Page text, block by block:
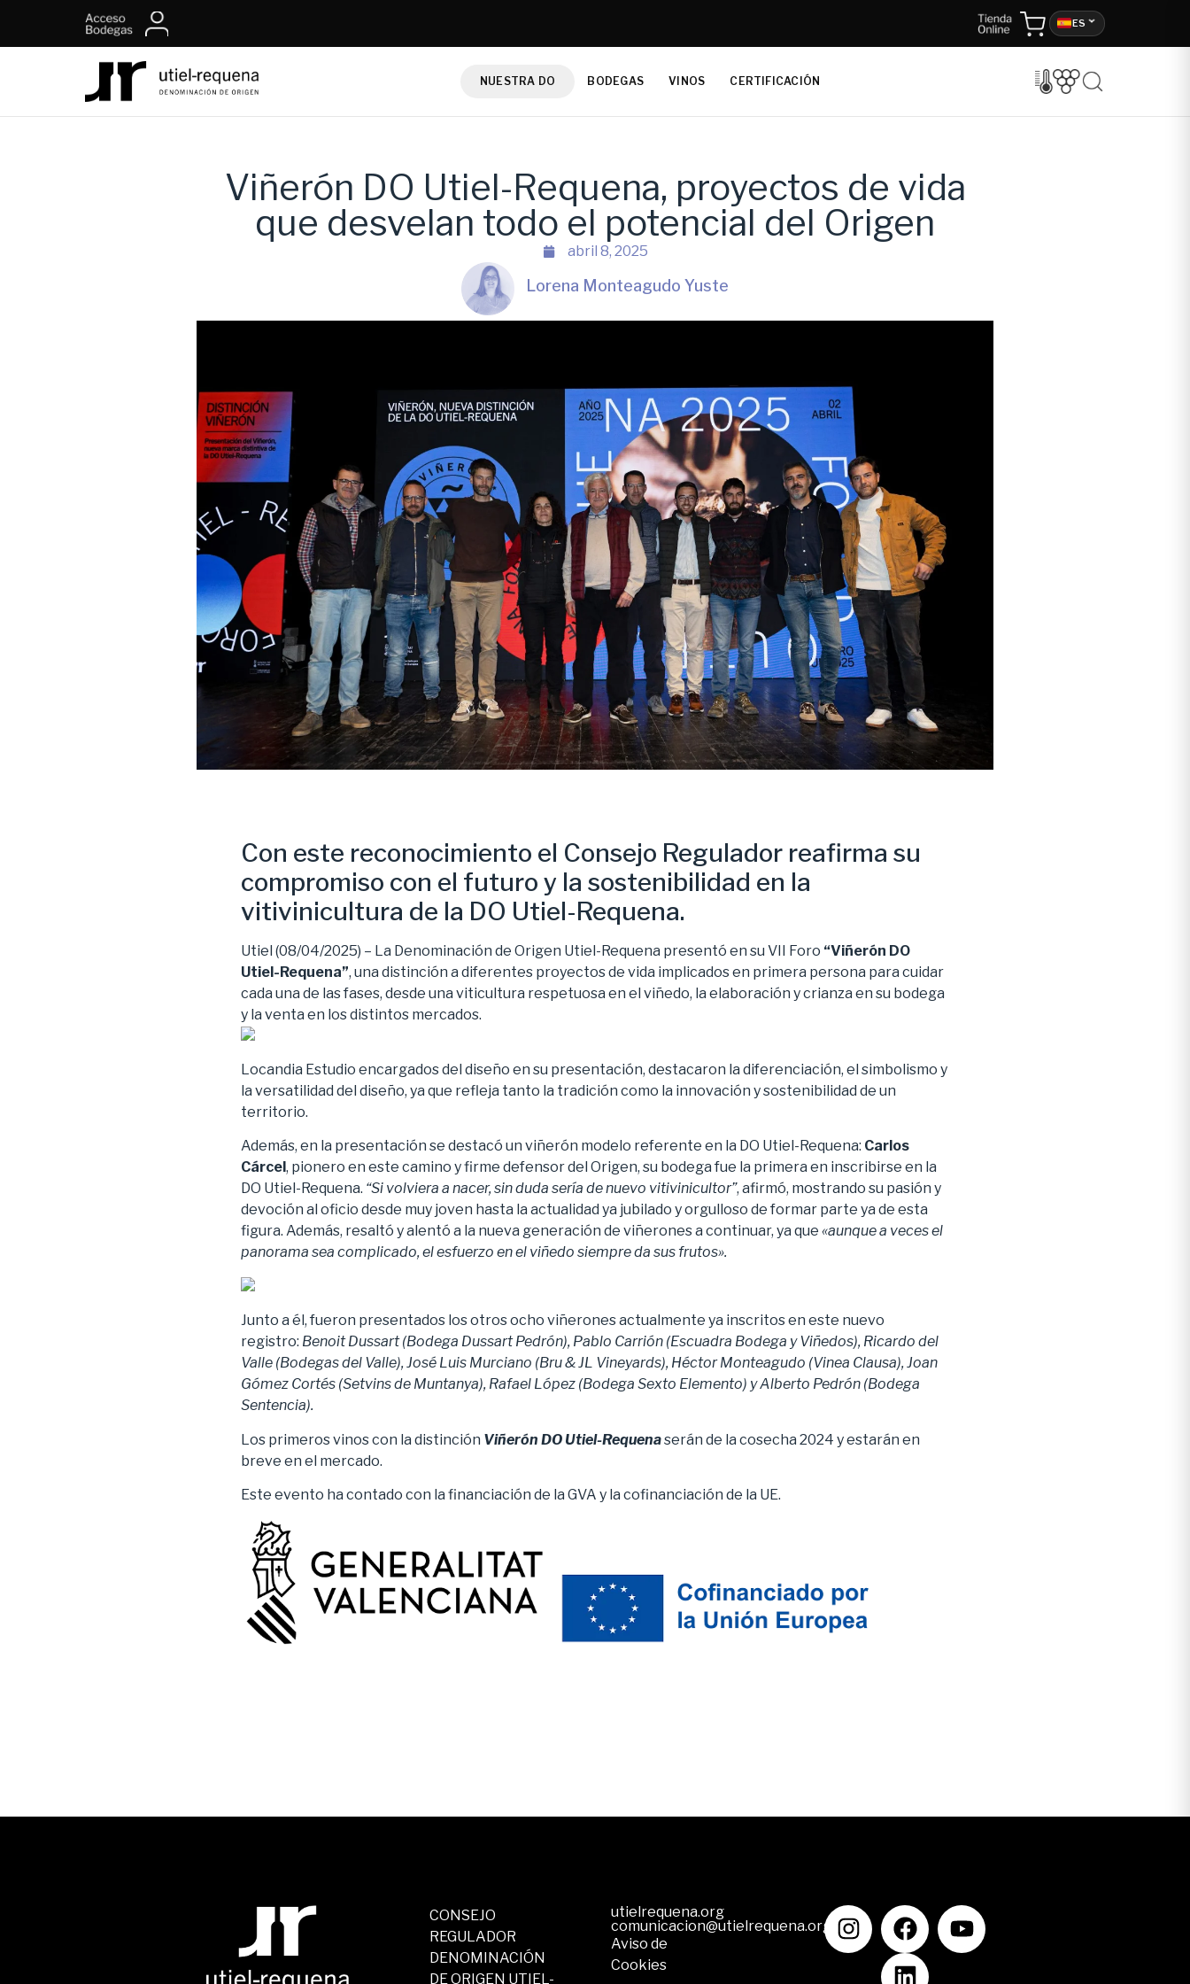
ES
NUESTRA DO BODEGAS VINOS CERTIFICACIÓN
Viñerón DO Utiel-Requena, proyectos de vida
que desvelan todo el potencial del Origen
abril 8, 2025
Lorena Monteagudo Yuste
Con este reconocimiento el Consejo Regulador reafirma su
compromiso con el futuro y la sostenibilidad en la
vitivinicultura de la DO Utiel-Requena.
Utiel (08/04/2025) – La Denominación de Origen Utiel-Requena presentó en su VII Foro “Viñerón DO
Utiel-Requena”, una distinción a diferentes proyectos de vida implicados en primera persona para cuidar
cada una de las fases, desde una viticultura respetuosa en el viñedo, la elaboración y crianza en su bodega
y la venta en los distintos mercados.
Locandia Estudio encargados del diseño en su presentación, destacaron la diferenciación, el simbolismo y
la versatilidad del diseño, ya que refleja tanto la tradición como la innovación y sostenibilidad de un
territorio.
Además, en la presentación se destacó un viñerón modelo referente en la DO Utiel-Requena: Carlos
Cárcel , pionero en este camino y firme defensor del Origen, su bodega fue la primera en inscribirse en la
DO Utiel-Requena. “Si volviera a nacer, sin duda sería de nuevo vitivinicultor”, afirmó, mostrando su pasión y
devoción al oficio desde muy joven hasta la actualidad ya jubilado y orgulloso de formar parte ya de esta
figura. Además, resaltó y alentó a la nueva generación de viñerones a continuar, ya que «aunque a veces el
panorama sea complicado, el esfuerzo en el viñedo siempre da sus frutos».
Junto a él, fueron presentados los otros ocho viñerones actualmente ya inscritos en este nuevo
registro: Benoit Dussart (Bodega Dussart Pedrón), Pablo Carrión (Escuadra Bodega y Viñedos), Ricardo del
Valle (Bodegas del Valle), José Luis Murciano (Bru & JL Vineyards), Héctor Monteagudo (Vinea Clausa), Joan
Gómez Cortés (Setvins de Muntanya), Rafael López (Bodega Sexto Elemento) y Alberto Pedrón (Bodega
Sentencia).
Los primeros vinos con la distinción Viñerón DO Utiel-Requenaserán de la cosecha 2024 y estarán en
breve en el mercado.
Este evento ha contado con la financiación de la GVA y la cofinanciación de la UE.
CONSEJO
REGULADOR
DENOMINACIÓN
DE ORIGEN UTIEL-
utielrequena.org
comunicacion@utielrequena.org
Aviso de
Cookies